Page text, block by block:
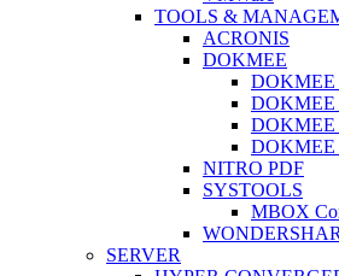
TOOLS &
ACRONIS
DOKMEE
DOKMEE
DOKMEE
DOKMEE
NITRO PDF
SYSTOOLS
MBOX
SERVER